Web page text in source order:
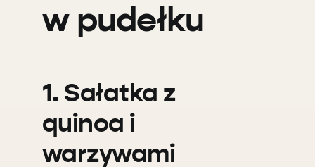
w pudełku
1. Sałatka z
quinoa i
warzywami